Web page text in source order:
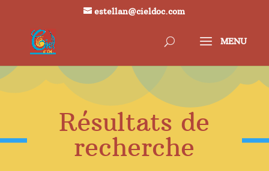
estellan@cieldoc.com
Résultats de
recherche